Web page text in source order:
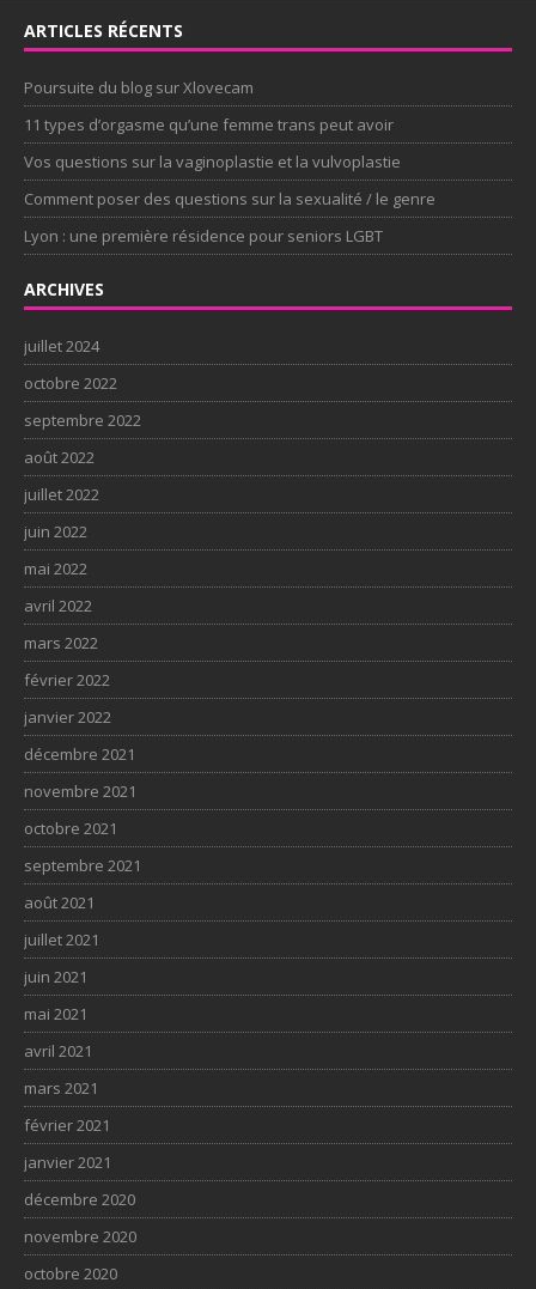
ARTICLES RÉCENTS
Poursuite du blog sur Xlovecam
11 types d’orgasme qu’une femme trans peut avoir
Vos questions sur la vaginoplastie et la vulvoplastie
Comment poser des questions sur la sexualité / le genre
Lyon : une première résidence pour seniors LGBT
ARCHIVES
juillet 2024
octobre 2022
septembre 2022
août 2022
juillet 2022
juin 2022
mai 2022
avril 2022
mars 2022
février 2022
janvier 2022
décembre 2021
novembre 2021
octobre 2021
septembre 2021
août 2021
juillet 2021
juin 2021
mai 2021
avril 2021
mars 2021
février 2021
janvier 2021
décembre 2020
novembre 2020
octobre 2020